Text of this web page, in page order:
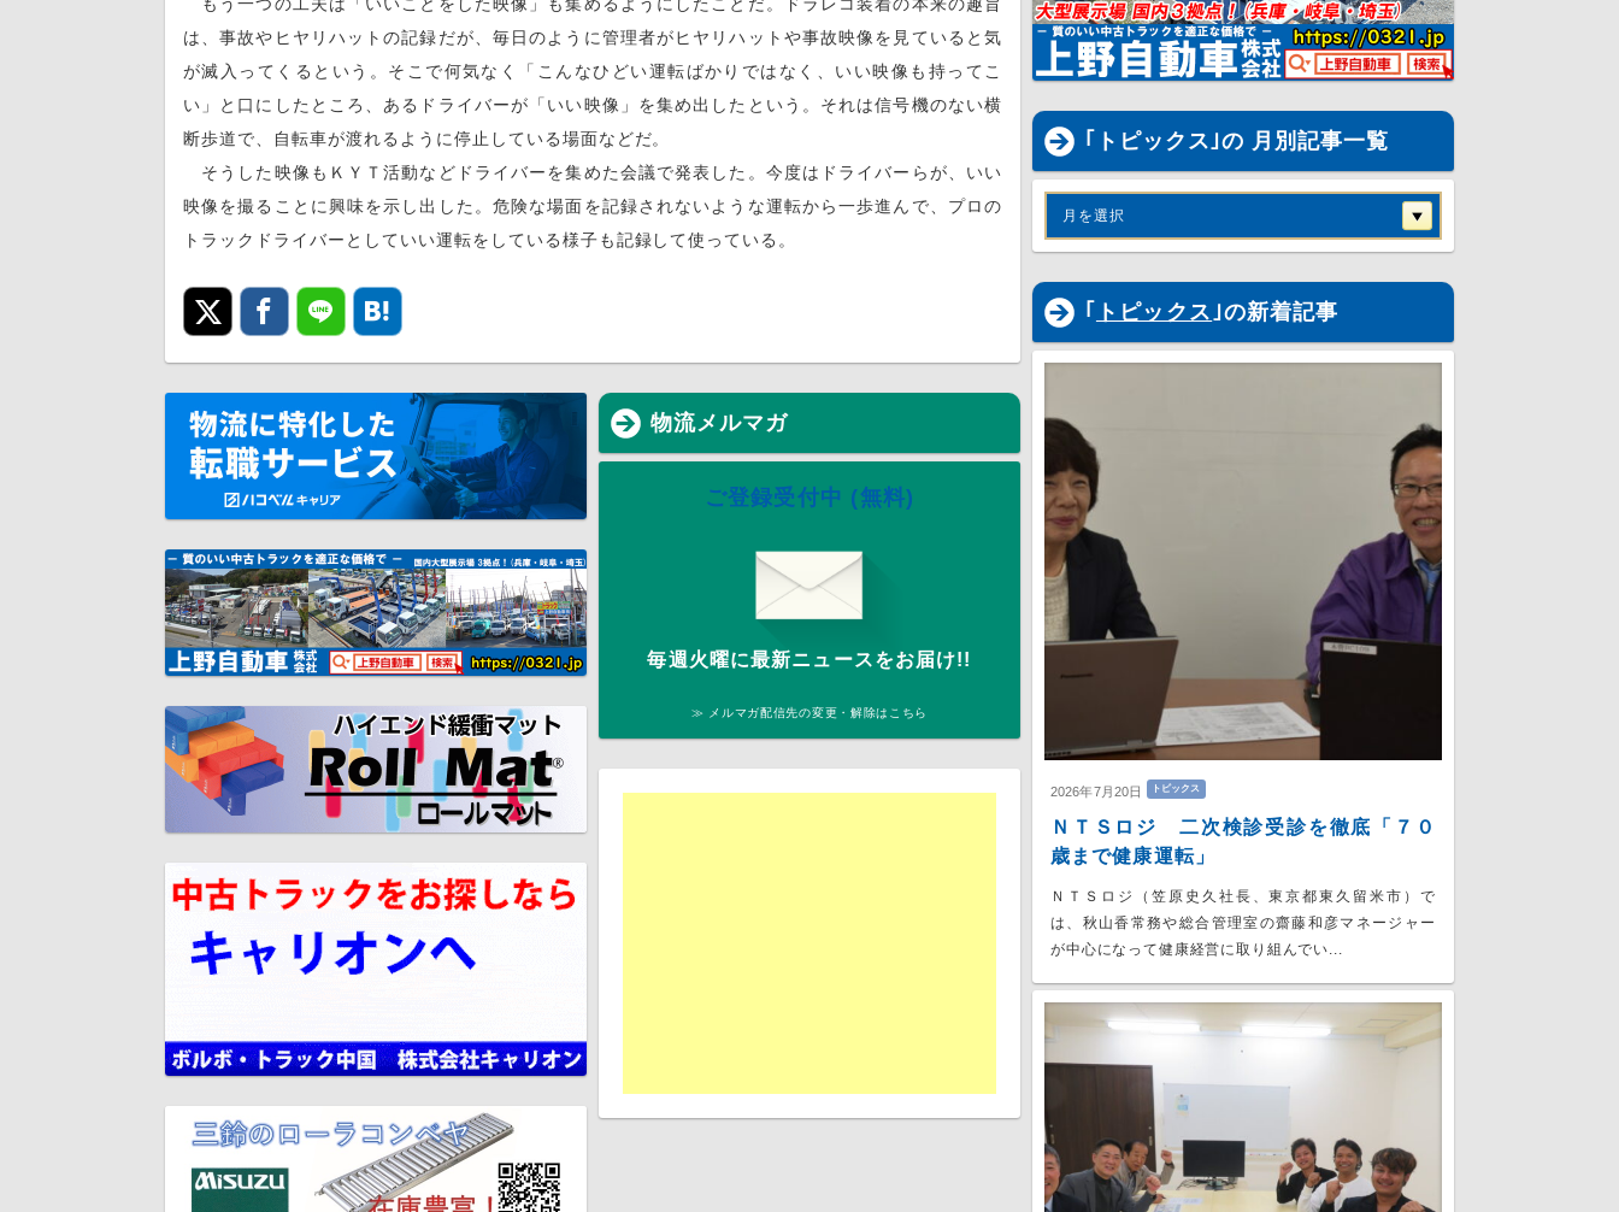
は、事故やヒヤリハットの記録だが、毎日のように管理者がヒヤリハットや事故映像を見ていると気
が滅入ってくるという。そこで何気なく「こんなひどい運転ばかりではなく、いい映像も持ってこ
い」と口にしたところ、あるドライバーが「いい映像」を集め出したという。それは信号機のない横
断歩道で、自転車が渡れるように停止している場面などだ。
そうした映像もＫＹＴ活動などドライバーを集めた会議で発表した。今度はドライバーらが、いい
映像を撮ることに興味を示し出した。危険な場面を記録されないような運転から一歩進んで、プロの
トラックドライバーとしていい運転をしている様子も記録して使っている。
｢トピックス｣の 月別記事一覧
月を選択
｢ トピックス ｣の新着記事
2026年7月20日 トピックス
ＮＴＳロジ 二次検診受診を徹底「７０
歳まで健康運転」
ＮＴＳロジ（笠原史久社長、東京都東久留米市）で
は、秋山香常務や総合管理室の齋藤和彦マネージャー
が中心になって健康経営に取り組んでい...
物流メルマガ
ご登録受付中 (無料)
毎週火曜に最新ニュースをお届け!!
≫ メルマガ配信先の変更・解除はこちら